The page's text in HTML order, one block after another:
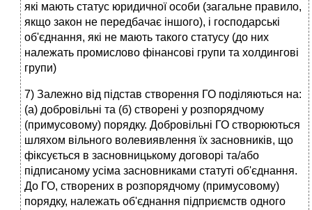
які мають статус юридичної особи (загальне правило,
якщо закон не передбачає іншого), і господарські
об'єднання, які не мають такого статусу (до них
належать промислово фінансові групи та холдингові
групи)
7) Залежно від підстав створення ГО поділяються на:
(а) добровільні та (б) створені у розпо­рядчому
(примусовому) порядку. Добровільні ГО створюються
шляхом вільного волевиявлення їх засновників, що
фіксується в засновницькому договорі та/або
підписаному усіма засновни­ками статуті об'єднання.
До ГО, створених в розпорядчому (примусовому)
порядку, належать об'єднання підприємств одного